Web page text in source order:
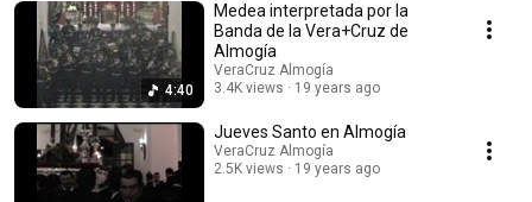
4:40
Medea interpretada por la
Banda de la Vera+Cruz de
Almogía
VeraCruz Almogía
3.4K views
19 years ago
Jueves Santo en Almogía
VeraCruz Almogía
2.5K views
19 years ago